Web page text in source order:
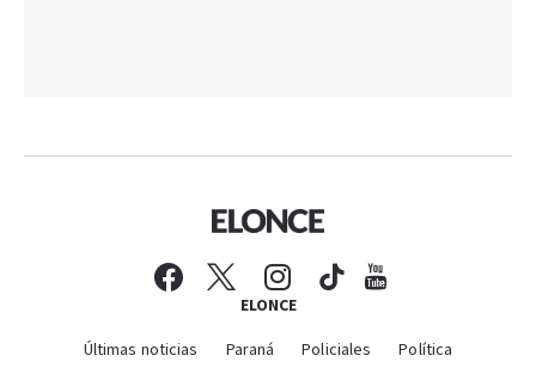
ELONCE
Últimas noticias Paraná Policiales
Política